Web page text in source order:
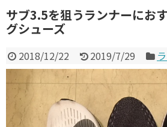
サブ3.5を狙うランナーにお
グシューズ
2018/12/22 2019/7/29